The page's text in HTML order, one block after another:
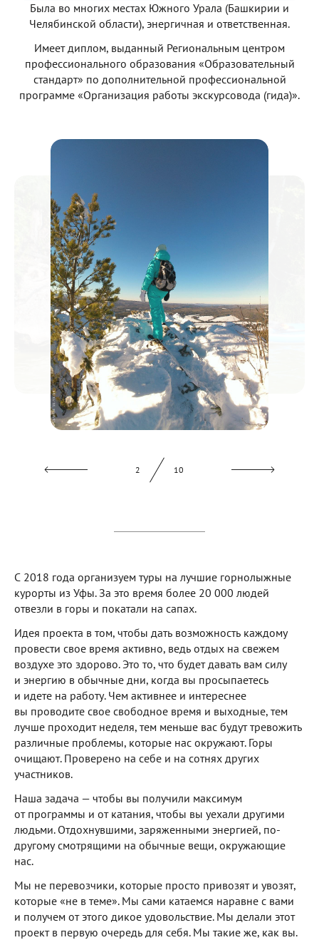
Была во многих местах Южного Урала (Башкирии и
Челябинской области), энергичная и ответственная.
Имеет диплом, выданный Региональным центром
профессионального образования «Образовательный
стандарт» по дополнительной профессиональной
программе «Организация работы экскурсовода (гида)».
2 10
С 2018 года организуем туры на лучшие горнолыжные
курорты из Уфы. За это время более 20 000 людей
отвезли в горы и покатали на сапах.
Идея проекта в том, чтобы дать возможность каждому
провести свое время активно, ведь отдых на свежем
воздухе это здорово. Это то, что будет давать вам силу
и энергию в обычные дни, когда вы просыпаетесь
и идете на работу. Чем активнее и интереснее
вы проводите свое свободное время и выходные, тем
лучше проходит неделя, тем меньше вас будут тревожить
различные проблемы, которые нас окружают. Горы
очищают. Проверено на себе и на сотнях других
участников.
Наша задача — чтобы вы получили максимум
от программы и от катания, чтобы вы уехали другими
людьми. Отдохнувшими, заряженными энергией, по-
другому смотрящими на обычные вещи, окружающие
нас.
Мы не перевозчики, которые просто привозят и увозят,
которые «не в теме». Мы сами катаемся наравне с вами
и получем от этого дикое удовольствие. Мы делали этот
проект в первую очередь для себя. Мы такие же, как вы.